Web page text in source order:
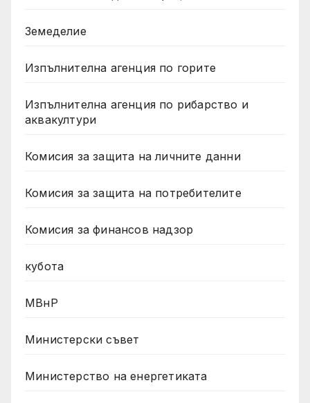
Земеделие
Изпълнителна агенция по горите
Изпълнителна агенция по рибарство и
аквакултури
Комисия за защита на личните данни
Комисия за защита на потребителите
Комисия за финансов надзор
кубота
МВнР
Министерски съвет
Министерство на енергетиката